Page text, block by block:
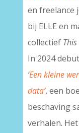
en freelance
bij ELLE en
collectief
In 2024
‘Een kleine
data’, een
beschaving
verhalen.